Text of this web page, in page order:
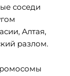
соседи
Алтая,
разлом.